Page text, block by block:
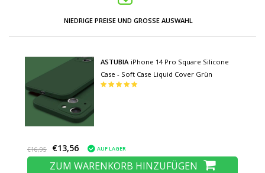
NIEDRIGE PREISE UND GROSSE AUSWAHL
ASTUBIA iPhone 14 Pro Square Silicone
Case - Soft Case Liquid Cover Grün
€16,95 €13,56 AUF LAGER
ZUM WARENKORB HINZUFÜGEN